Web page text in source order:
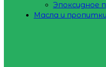
Эпоксидное
Масла и